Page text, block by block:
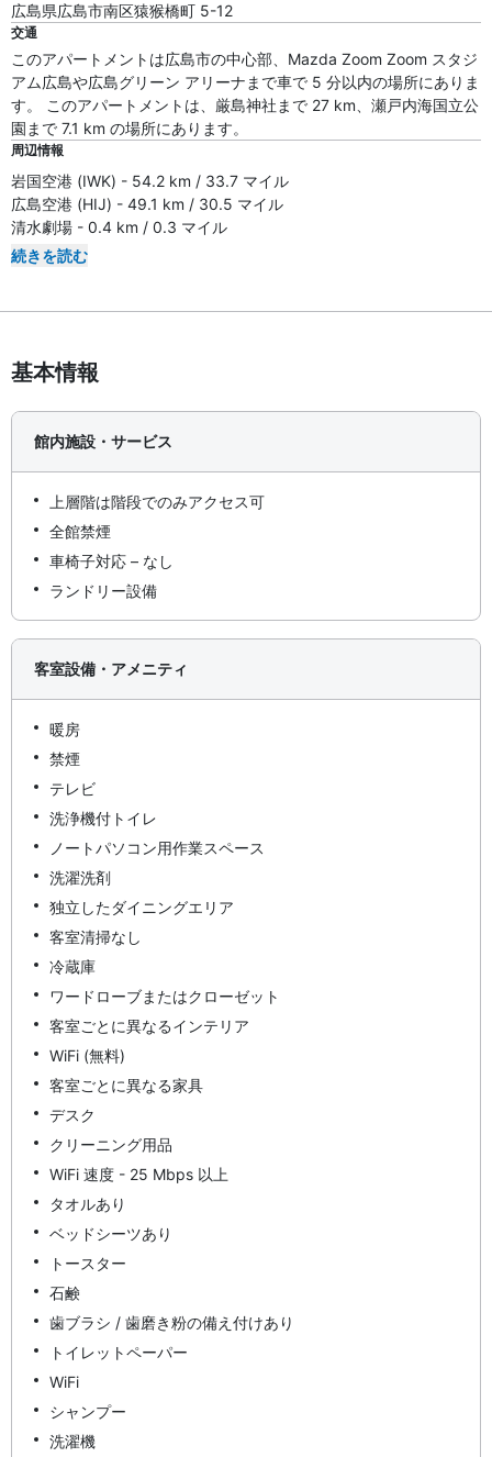
広島県広島市南区猿猴橋町 5-12
交通
このアパートメントは広島市の中心部、Mazda Zoom Zoom スタジ
アム広島や広島グリーン アリーナまで車で 5 分以内の場所にありま
す。 このアパートメントは、厳島神社まで 27 km、瀬戸内海国立公
園まで 7.1 km の場所にあります。
周辺情報
岩国空港 (IWK) - 54.2 km / 33.7 マイル
広島空港 (HIJ) - 49.1 km / 30.5 マイル
清水劇場 - 0.4 km / 0.3 マイル
続きを読む
基本情報
館内施設・サービス
上層階は階段でのみアクセス可
全館禁煙
車椅子対応 – なし
ランドリー設備
客室設備・アメニティ
暖房
禁煙
テレビ
洗浄機付トイレ
ノートパソコン用作業スペース
洗濯洗剤
独立したダイニングエリア
客室清掃なし
冷蔵庫
ワードローブまたはクローゼット
客室ごとに異なるインテリア
WiFi (無料)
客室ごとに異なる家具
デスク
クリーニング用品
WiFi 速度 - 25 Mbps 以上
タオルあり
ベッドシーツあり
トースター
石鹸
歯ブラシ / 歯磨き粉の備え付けあり
トイレットペーパー
WiFi
シャンプー
洗濯機